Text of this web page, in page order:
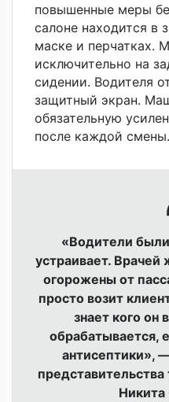
повышенные меры
салоне находится в
маске и перчатках.
исключительно на
сидении. Водителя
защитный экран.
обязательную
после каждой смены.
«Водители были
устраивает. Врачей
огорожены от
просто возит
знает кого он
обрабатывается,
антисептики»,
представительства
Никита